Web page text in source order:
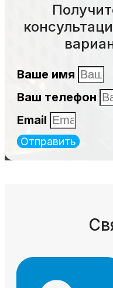
Ваше имя
Ваш телефон
Email
Отправить